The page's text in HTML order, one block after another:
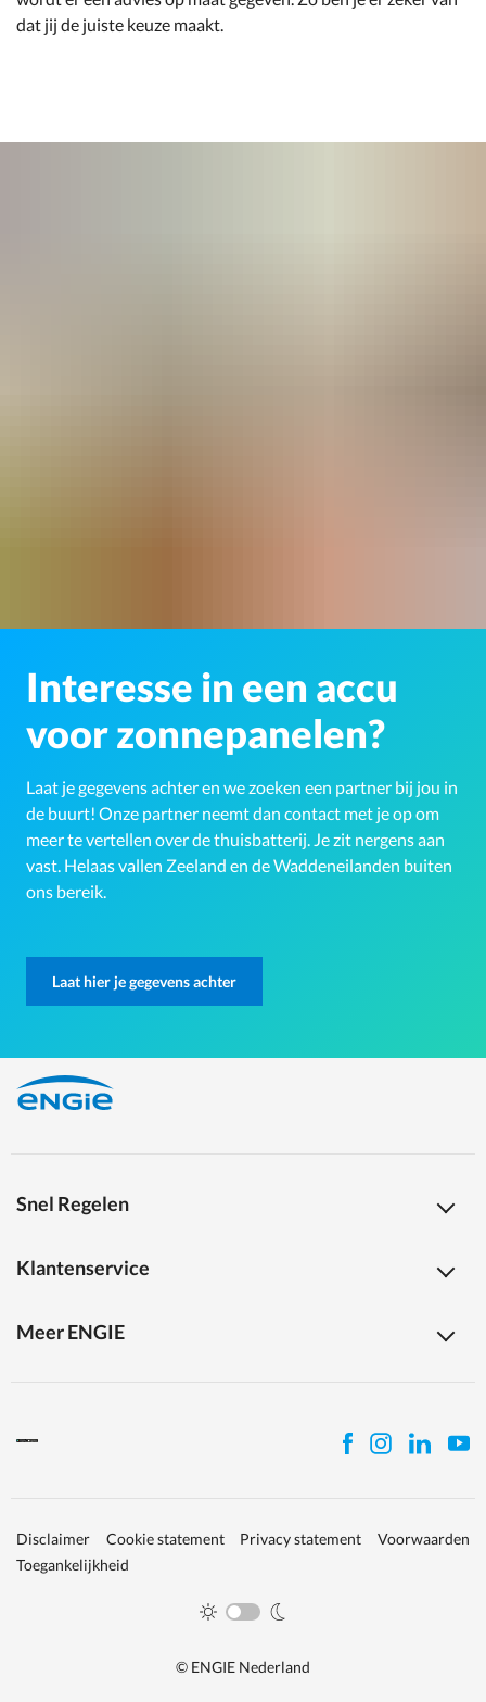
dat jij de juiste keuze maakt.
Interesse in een accu
voor zonnepanelen?
Laat je gegevens achter en we zoeken een partner bij jou in
de buurt! Onze partner neemt dan contact met je op om
meer te vertellen over de thuisbatterij. Je zit nergens aan
vast. Helaas vallen Zeeland en de Waddeneilanden buiten
ons bereik.
Laat hier je gegevens achter
Snel Regelen
Klantenservice
Meer ENGIE
Disclaimer Cookie statement Privacy statement
Voorwaarden
Toegankelijkheid
© ENGIE Nederland